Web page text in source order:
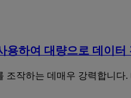
용하여 대량으로 데이터
조작하는 데매우 강력합니